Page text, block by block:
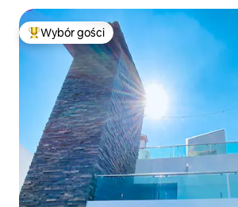
Najpopularniejsze z kategorii Wybór gości
Wybór gości